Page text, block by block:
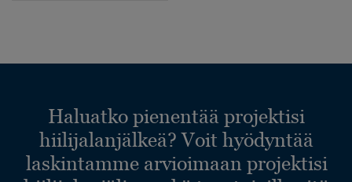
Haluatko pienentää projektisi
hiilijalanjälkeä? Voit hyödyntää
laskintamme arvioimaan projektisi